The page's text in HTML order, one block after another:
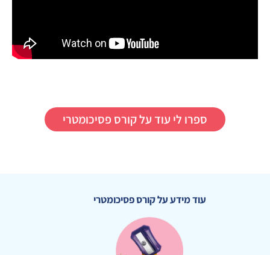
ספרו לי עוד על קורס פסיכומטרי
עוד מידע על קורס פסיכומטרי